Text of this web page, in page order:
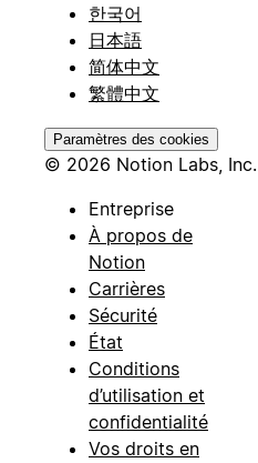
한국어
日本語
简体中文
繁體中文
Paramètres des cookies
© 2026 Notion Labs, Inc.
Entreprise
À propos de
Notion
Carrières
Sécurité
État
Conditions
d’utilisation et
confidentialité
Vos droits en